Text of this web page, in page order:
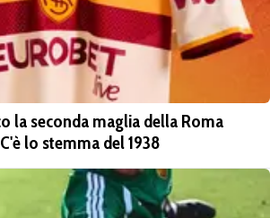
la seconda maglia della Roma
lo stemma del 1938